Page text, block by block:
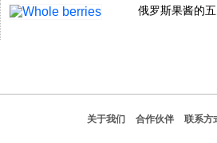
俄罗斯果酱的
关于我们 合作伙伴 联系方